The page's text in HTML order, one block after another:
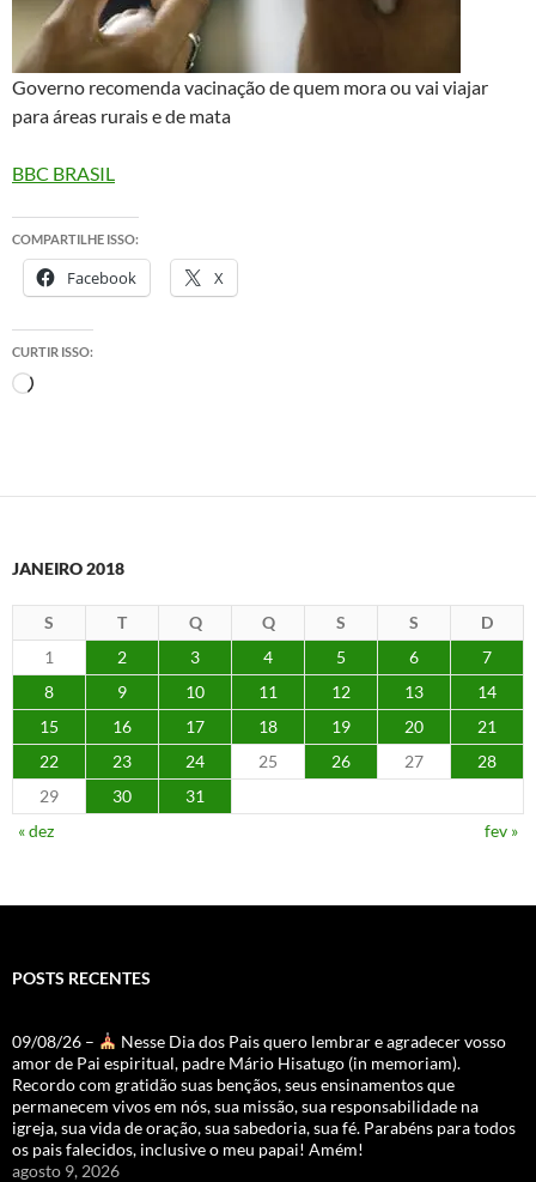
Governo recomenda vacinação de quem mora ou vai viajar
para áreas rurais e de mata
BBC BRASIL
COMPARTILHE ISSO:
Facebook X
CURTIR ISSO:
Carregando...
JANEIRO 2018
S T Q Q S S
D
1
2 3 4 5 6
7
8
9 10 11 12 13
14
15
16 17 18 19 20
21
22
23 24 25 26 27
28
29
30
31
« dez
fev »
POSTS RECENTES
09/08/26 –
Nesse Dia dos Pais quero lembrar e agradecer vosso
amor de Pai espiritual, padre Mário Hisatugo (in memoriam).
Recordo com gratidão suas bençãos, seus ensinamentos que
permanecem vivos em nós, sua missão, sua responsabilidade na
igreja, sua vida de oração, sua sabedoria, sua fé. Parabéns para todos
os pais falecidos, inclusive o meu papai! Amém!
agosto 9, 2026